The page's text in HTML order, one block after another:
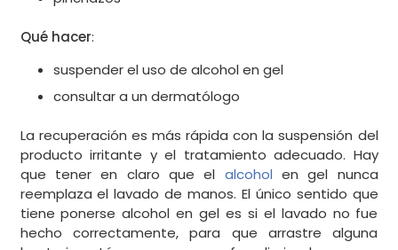
Qué hacer:
suspender el uso de alcohol en gel
consultar a un dermatólogo
La recuperación es más rápida con la suspensión del
producto irritante y el tratamiento adecuado. Hay
que tener en claro que el alcohol en gel nunca
reemplaza el lavado de manos. El único sentido que
tiene ponerse alcohol en gel es si el lavado no fue
hecho correctamente, para que arrastre alguna